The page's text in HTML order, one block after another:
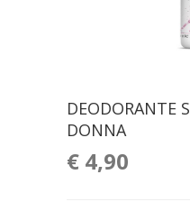
DEODORANTE
DONNA
€ 4,90